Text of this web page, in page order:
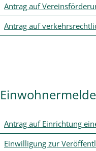
Antrag auf
Antrag auf
Antrag auf Einrichtung
Einwilligung zur